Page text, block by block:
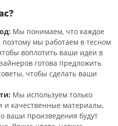
Мы понимаем, что каждое
мы работаем в тесном
воплотить ваши идеи в
готова предложить
чтобы сделать ваши
Мы используем только
и качественные материалы,
ваши произведения будут